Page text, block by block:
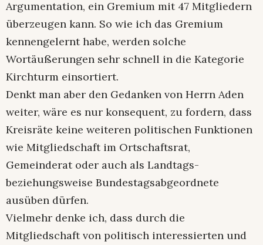
Argumentation, ein Gremium mit 47 Mitgliedern
überzeugen kann. So wie ich das Gremium
kennengelernt habe, werden solche
Wortäußerungen sehr schnell in die Kategorie
Kirchturm einsortiert.
Denkt man aber den Gedanken von Herrn Aden
weiter, wäre es nur konsequent, zu fordern, dass
Kreisräte keine weiteren politischen Funktionen
wie Mitgliedschaft im Ortschaftsrat,
Gemeinderat oder auch als Landtags-
beziehungsweise Bundestagsabgeordnete
ausüben dürfen.
Vielmehr denke ich, dass durch die
Mitgliedschaft von politisch interessierten und